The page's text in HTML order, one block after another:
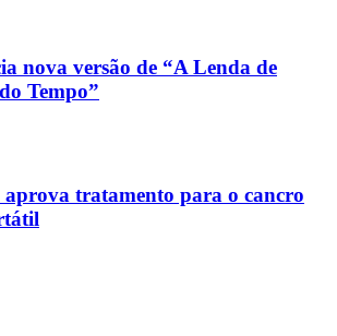
nova versão de “A Lenda de
Tempo”
tratamento para o cancro